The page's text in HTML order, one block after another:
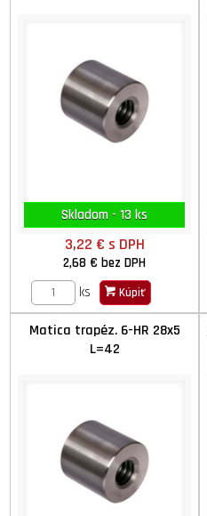
Skladom - 13 ks
3,22 € s DPH
2,68 €bez DPH
ks
Kúpiť
Matica trapéz. 6-HR 28x5
L=42